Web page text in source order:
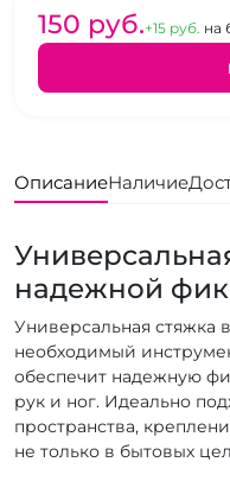
150 pуб.+15 pуб. на
ОписаниеНаличие
надежной
Универсальная стяжка
необходимый
обеспечит надежную
рук и ног. Идеально
пространства,
не только в бытовых